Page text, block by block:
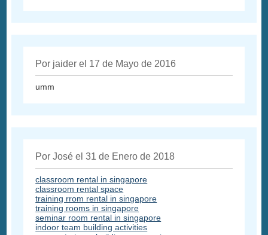
Por jaider el 17 de Mayo de 2016
umm
Por José el 31 de Enero de 2018
classroom rental in singapore
classroom rental space
training rrom rental in singapore
training rooms in singapore
seminar room rental in singapore
indoor team building activities